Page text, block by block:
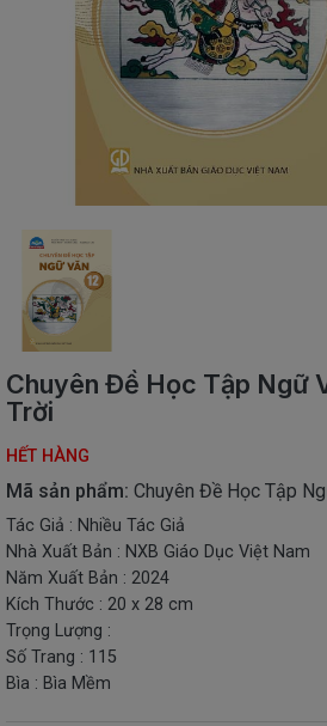
SÁCH
THIẾU
NGOẠI
VPP
-
ĐỒ
DÙNG
SINH
TẶNG
-
CHƠI
THIẾT
BỊ
STEM
Chuyên Đề Học Tập Ngữ
Trời
HẾT HÀNG
Mã sản phẩm: Chuyên Đề Học Tập
Tác Giả : Nhiều Tác Giả
Nhà Xuất Bản : NXB Giáo Dục Việt Nam
Năm Xuất Bản : 2024
Kích Thước : 20 x 28 cm
Trọng Lượng :
Số Trang : 115
Bìa : Bìa Mềm